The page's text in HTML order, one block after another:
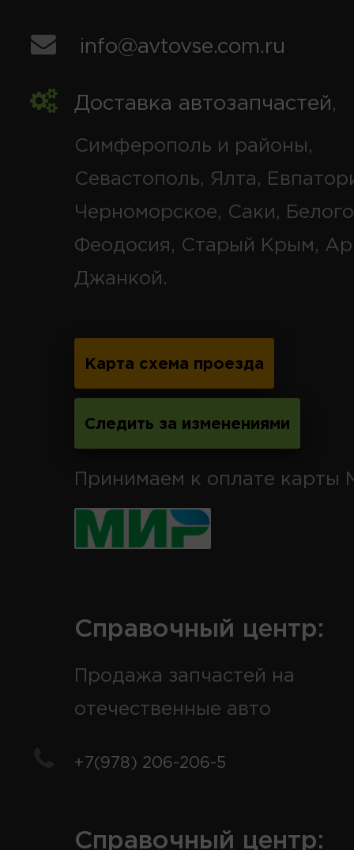
info@avtovse.com.ru
Доставка автозапчастей,
Симферополь и районы,
Севастополь, Ялта,
Черноморское, Саки,
Феодосия, Старый Крым,
Джанкой.
Карта схема проезда
Следить за изменениями
Принимаем к оплате карты
Справочный центр:
Продажа запчастей на
отечественные авто
+7(978) 206-206-5
Справочный центр: